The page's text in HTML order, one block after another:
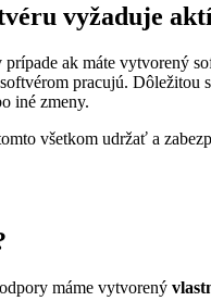
vyžaduje
ak máte vytvorený
pracujú. Dôležitou
iné zmeny.
všetkom udržať a
máme vytvorený